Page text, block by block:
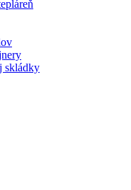
skládky